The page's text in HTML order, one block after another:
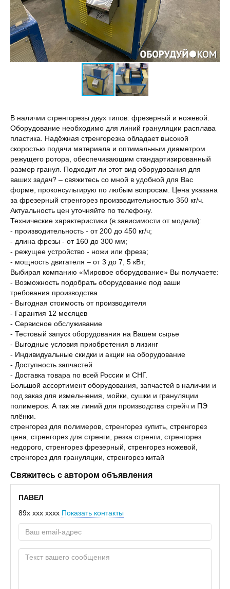
В наличии стренгорезы двух типов: фрезерный и ножевой.
Оборудование необходимо для линий грануляции расплава
пластика. Надёжная стренгорезка обладает высокой
скоростью подачи материала и оптимальным диаметром
режущего ротора, обеспечивающим стандартизированный
размер гранул. Подходит ли этот вид оборудования для
ваших задач? – свяжитесь со мной в удобной для Вас
форме, проконсультирую по любым вопросам. Цена указана
за фрезерный стренгорез производительностью 350 кг/ч.
Актуальность цен уточняйте по телефону.
Технические характеристики (в зависимости от модели):
- производительность - от 200 до 450 кг/ч;
- длина фрезы - от 160 до 300 мм;
- режущее устройство - ножи или фреза;
- мощность двигателя – от 3 до 7, 5 кВт;
Выбирая компанию «Мировое оборудование» Вы получаете:
- Возможность подобрать оборудование под ваши
требования производства
- Выгодная стоимость от производителя
- Гарантия 12 месяцев
- Сервисное обслуживание
- Тестовый запуск оборудования на Вашем сырье
- Выгодные условия приобретения в лизинг
- Индивидуальные скидки и акции на оборудование
- Доступность запчастей
- Доставка товара по всей России и СНГ.
Большой ассортимент оборудования, запчастей в наличии и
под заказ для измельчения, мойки, сушки и грануляции
полимеров. А так же линий для производства стрейч и ПЭ
плёнки.
стренгорез для полимеров, стренгорез купить, стренгорез
цена, стренгорез для стренги, резка стренги, стренгорез
недорого, стренгорез фрезерный, стренгорез ножевой,
стренгорез для грануляции, стренгорез китай
Свяжитесь с автором объявления
ПАВЕЛ
89x xxx xxxx Показать контакты